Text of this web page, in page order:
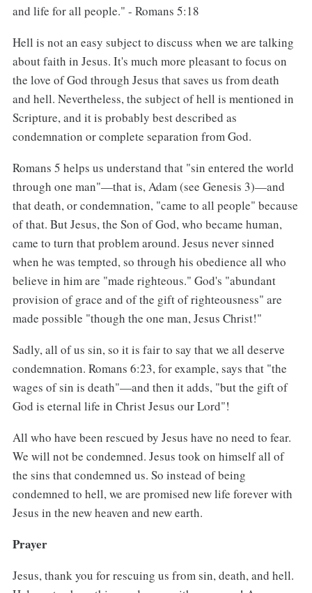
and life for all people." - Romans 5:18
Hell is not an easy subject to discuss when we are talking
about faith in Jesus. It's much more pleasant to focus on
the love of God through Jesus that saves us from death
and hell. Nevertheless, the subject of hell is mentioned in
Scripture, and it is probably best described as
condemnation or complete separation from God.
Romans 5 helps us understand that "sin entered the world
through one man"—that is, Adam (see Genesis 3)—and
that death, or condemnation, "came to all people" because
of that. But Jesus, the Son of God, who became human,
came to turn that problem around. Jesus never sinned
when he was tempted, so through his obedience all who
believe in him are "made righteous." God's "abundant
provision of grace and of the gift of righteousness" are
made possible "though the one man, Jesus Christ!"
Sadly, all of us sin, so it is fair to say that we all deserve
condemnation. Romans 6:23, for example, says that "the
wages of sin is death"—and then it adds, "but the gift of
God is eternal life in Christ Jesus our Lord"!
All who have been rescued by Jesus have no need to fear.
We will not be condemned. Jesus took on himself all of
the sins that condemned us. So instead of being
condemned to hell, we are promised new life forever with
Jesus in the new heaven and new earth.
Prayer
Jesus, thank you for rescuing us from sin, death, and hell.